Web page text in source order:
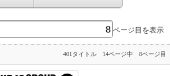
ページ目を表示
401タイトル 14ページ中 8ページ目